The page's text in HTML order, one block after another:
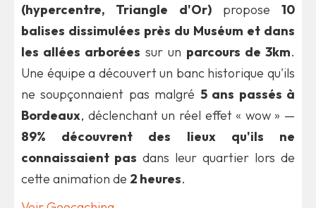
(hypercentre, Triangle d'Or)propose 10
balises dissimulées près du Muséum et dans
les allées arborées sur un parcours de 3km.
Une équipe a découvert un banc historique qu'ils
ne soupçonnaient pas malgré 5 ans passés à
Bordeaux, déclenchant un réel effet « wow » —
89% découvrent des lieux qu'ils ne
connaissaient pas dans leur quartier lors de
cette animation de 2 heures.